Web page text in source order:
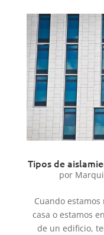
Tipos de
por
Cuando
casa o estamos
de un edificio,